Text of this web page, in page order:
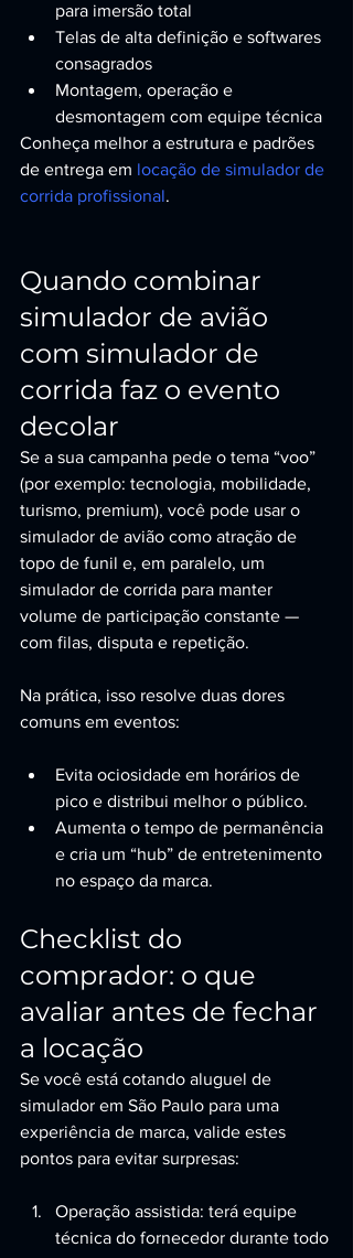
para imersão total
Telas de alta definição e softwares
consagrados
Montagem, operação e
desmontagem com equipe técnica
Conheça melhor a estrutura e padrões
de entrega em locação de simulador de
corrida profissional.
Quando combinar
simulador de avião
com simulador de
corrida faz o evento
decolar
Se a sua campanha pede o tema “voo”
(por exemplo: tecnologia, mobilidade,
turismo, premium), você pode usar o
simulador de avião como atração de
topo de funil e, em paralelo, um
simulador de corrida para manter
volume de participação constante —
com filas, disputa e repetição.
Na prática, isso resolve duas dores
comuns em eventos:
Evita ociosidade em horários de
pico e distribui melhor o público.
Aumenta o tempo de permanência
e cria um “hub” de entretenimento
no espaço da marca.
Checklist do
comprador: o que
avaliar antes de fechar
a locação
Se você está cotando aluguel de
simulador em São Paulo para uma
experiência de marca, valide estes
pontos para evitar surpresas:
Operação assistida: terá equipe
técnica do fornecedor durante todo